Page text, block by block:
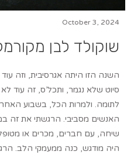
October 3, 2024
שוקולד לבן
השנה הזו היתה אגרסיבית, וזה
סיוט שלא נגמר, ותכל’ס, זה עוד
לתומה. ולמרות הכל, בשבוע
האנשים מסביבי. הרגשתי את זה
שיחה, עם חברים, מכרים או
היה מודגש, כנה ממעמקי הלב.